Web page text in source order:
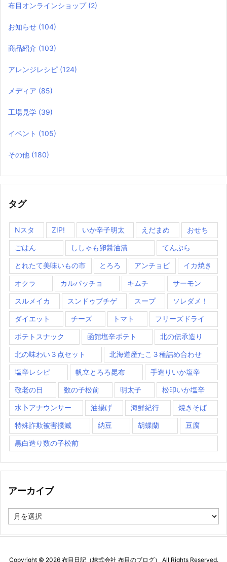
布目オンラインショップ (2)
お知らせ (104)
商品紹介 (103)
アレンジレシピ (124)
メディア (85)
工場見学 (39)
イベント (105)
その他 (180)
タグ
Nスタ ZIP! いか辛子明太 えだまめ おせち
ごはん ししゃも卵醤油漬 てんぷら
とれたて美味いもの市 とろろ アンチョビ イカ焼き
オクラ カルパッチョ キムチ サーモン
スルメイカ スンドゥブチゲ スープ ソレダメ！
ダイエット チーズ トマト フリーズドライ
ポテトスナック 函館塩辛ポテト 北の伝承造り
北の味わい３点セット 北海道産たこ３種詰め合わせ
塩辛レシピ 帆立とろろ昆布 手造りいか塩辛
敬老の日 数の子松前 明太子 松印いか塩辛
水卜アナウンサー 油揚げ 海鮮紀行 焼きそば
特殊詐欺被害撲滅 納豆 胡蝶蘭 豆腐
黒白造り数の子松前
アーカイブ
ー
Copyright © 2026 布目日記（株式会社 布目のブログ） All Rights Reserved.